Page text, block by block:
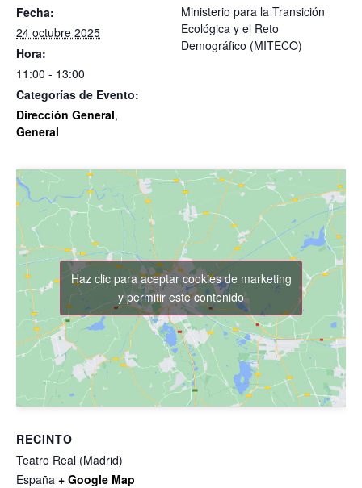
Fecha:
24 octubre 2025
Hora:
11:00 - 13:00
Categorías de Evento:
Dirección General,
General
Ministerio para la Transición
Ecológica y el Reto
Demográfico (MITECO)
RECINTO
Teatro Real (Madrid)
España + Google Map
Haz clic para aceptar cookies de marketing
y permitir este contenido